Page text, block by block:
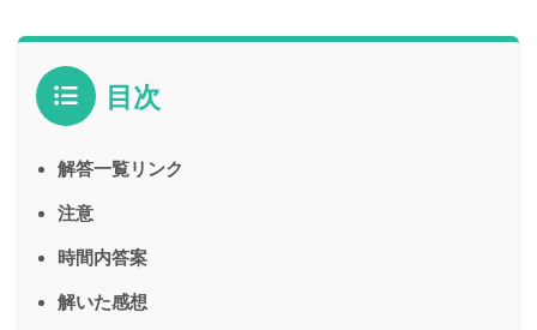
目次
解答一覧リンク
注意
時間内答案
解いた感想